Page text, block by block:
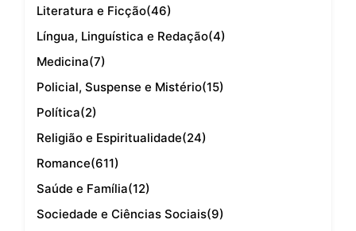
Literatura e Ficção(46)
Língua, Linguística e Redação(4)
Medicina(7)
Policial, Suspense e Mistério(15)
Política(2)
Religião e Espiritualidade(24)
Romance(611)
Saúde e Família(12)
Sociedade e Ciências Sociais(9)